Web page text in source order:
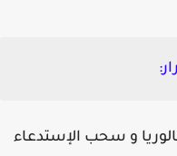
و سحب الإستدعاء